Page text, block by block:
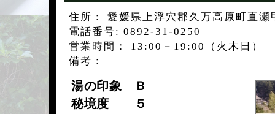
住所： 愛媛県上浮穴郡久万高原町直
電話番号: 0892-31-0250
営業時間： 13:00－19:00（火木日）
備考：
湯の印象 Ｂ
秘境度 ５